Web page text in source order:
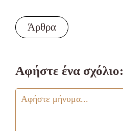
Άρθρα
Αφήστε ένα σχόλιο: